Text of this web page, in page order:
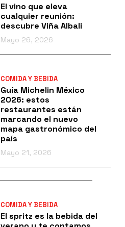
El vino que eleva
cualquier reunión:
descubre Viña Albali
Mayo 26, 2026
COMIDA Y BEBIDA
Guía Michelin México
2026: estos
restaurantes están
marcando el nuevo
mapa gastronómico del
país
Mayo 21, 2026
COMIDA Y BEBIDA
El spritz es la bebida del